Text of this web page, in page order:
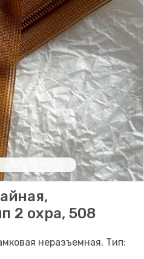
2 охра, 508
неразъемная. Тип: